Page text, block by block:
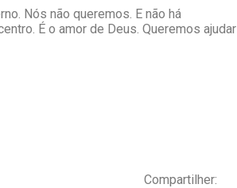
Nós não queremos. E não há
É o amor de Deus. Queremos ajudar
Compartilher: